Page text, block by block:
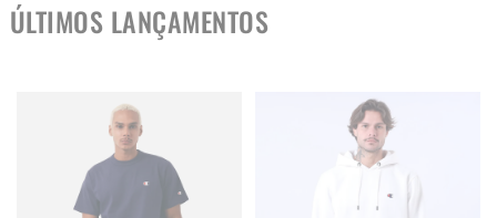
ÚLTIMOS LANÇAMENTOS